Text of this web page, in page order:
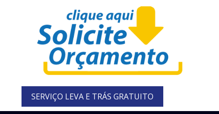
SERVIÇO LEVA E TRÁS GRATUITO